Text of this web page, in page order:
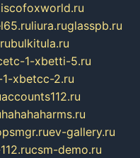
liura.ruglasspb.ru
bulkitula.ru
1-xbetti-5.ru
xbetcc-2.ru
accounts112.ru
hahahaharms.ru
ev-gallery.ru
csm-demo.ru